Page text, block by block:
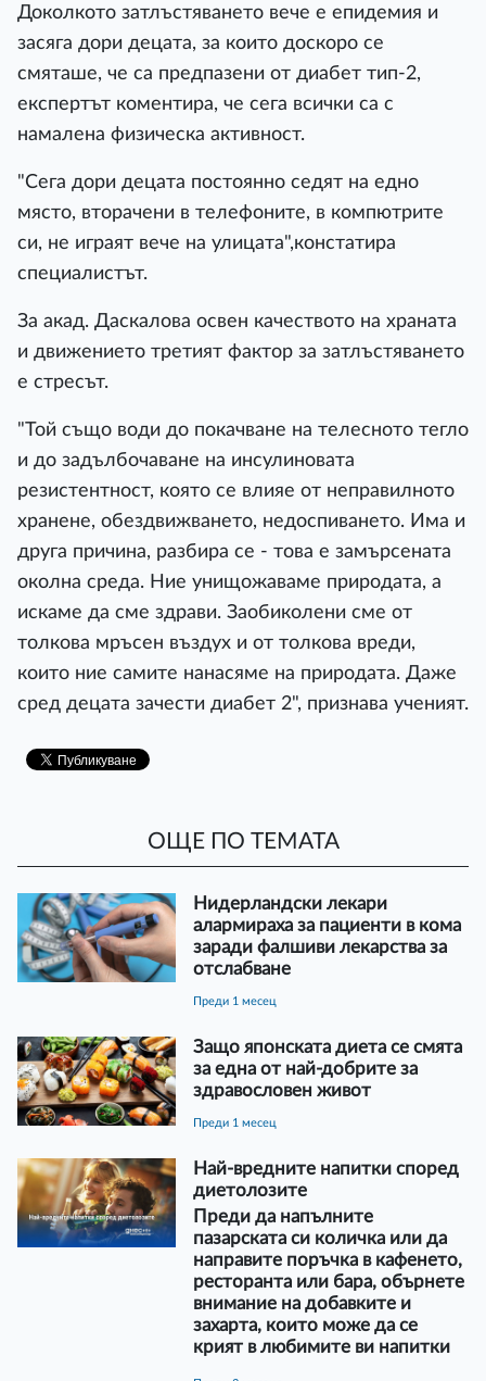
Доколкото затлъстяването вече е епидемия и
засяга дори децата, за които доскоро се
смяташе, че са предпазени от диабет тип-2,
експертът коментира, че сега всички са с
намалена физическа активност.
"Сега дори децата постоянно седят на едно
място, вторачени в телефоните, в компютрите
си, не играят вече на улицата",констатира
специалистът.
За акад. Даскалова освен качеството на храната
и движението третият фактор за затлъстяването
е стресът.
"Той също води до покачване на телесното тегло
и до задълбочаване на инсулиновата
резистентност, която се влияе от неправилното
хранене, обездвижването, недоспиването. Има и
друга причина, разбира се - това е замърсената
околна среда. Ние унищожаваме природата, а
искаме да сме здрави. Заобиколени сме от
толкова мръсен въздух и от толкова вреди,
които ние самите нанасяме на природата. Даже
сред децата зачести диабет 2", признава ученият.
ОЩЕ ПО ТЕМАТА
Нидерландски лекари
алармираха за пациенти в кома
заради фалшиви лекарства за
отслабване
преди 1 месец
Защо японската диета се смята
за една от най-добрите за
здравословен живот
преди 1 месец
Най-вредните напитки според
диетолозите
Преди да напълните
пазарската си количка или да
направите поръчка в кафенето,
ресторанта или бара, обърнете
внимание на добавките и
захарта, които може да се
крият в любимите ви напитки